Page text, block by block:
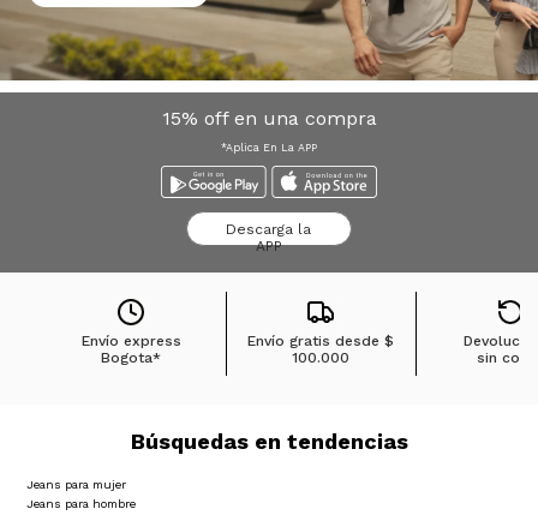
15% off en una compra
*Aplica En La APP
Descarga la
APP
Envío express
Bogota*
Envío gratis desde$
100.000
sin
Búsquedas en tendencias
Jeans para mujer
Jeans para hombre